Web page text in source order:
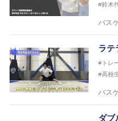
#鈴木
バス
ラテ
#トレ
#高校
バス
ダブ